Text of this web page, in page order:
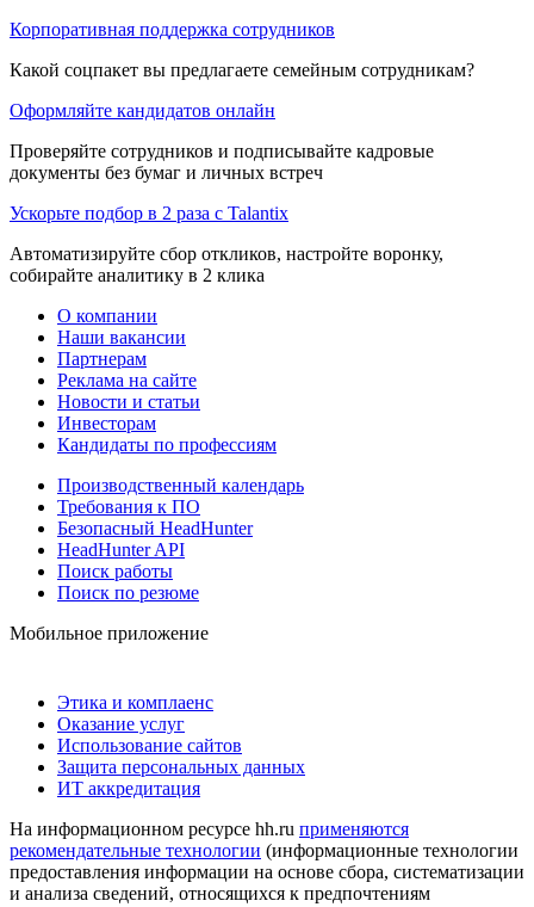
Корпоративная поддержка сотрудников
Какой соцпакет вы предлагаете семейным сотрудникам?
Оформляйте кандидатов онлайн
Проверяйте сотрудников и подписывайте кадровые
документы без бумаг и личных встреч
Ускорьте подбор в 2 раза с Talantix
Автоматизируйте сбор откликов, настройте воронку,
собирайте аналитику в 2 клика
О компании
Наши вакансии
Партнерам
Реклама на сайте
Новости и статьи
Инвесторам
Кандидаты по профессиям
Производственный календарь
Требования к ПО
Безопасный HeadHunter
HeadHunter API
Поиск работы
Поиск по резюме
Мобильное приложение
Этика и комплаенс
Оказание услуг
Использование сайтов
Защита персональных данных
ИТ аккредитация
На информационном ресурсе hh.ru применяются
рекомендательные технологии (информационные технологии
предоставления информации на основе сбора, систематизации
и анализа сведений, относящихся к предпочтениям